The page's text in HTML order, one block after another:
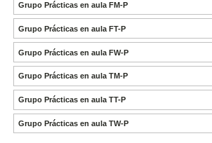
Grupo Prácticas en aula FM-P
Grupo Prácticas en aula FT-P
Grupo Prácticas en aula FW-P
Grupo Prácticas en aula TM-P
Grupo Prácticas en aula TT-P
Grupo Prácticas en aula TW-P